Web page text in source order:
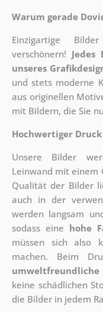
Warum gerade
Einzigartige
verschönern!
unseres
und stets moderne
aus originellen
mit Bildern, die Sie
Hochwertiger Druck
Unsere Bilder
Leinwand mit einem
Qualität der Bilder
auch in der
werden langsam
sodass eine hohe
müssen sich also
machen. Beim
umweltfreundliche
keine schädlichen
die Bilder in jedem